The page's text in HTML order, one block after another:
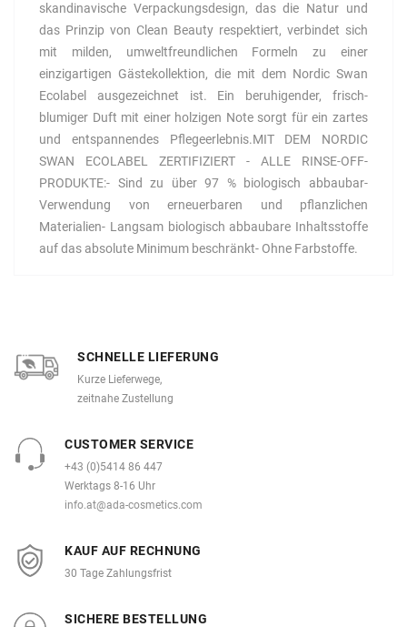
skandinavische Verpackungsdesign, das die Natur und
das Prinzip von Clean Beauty respektiert, verbindet sich
mit milden, umweltfreundlichen Formeln zu einer
einzigartigen Gästekollektion, die mit dem Nordic Swan
Ecolabel ausgezeichnet ist. Ein beruhigender, frisch-
blumiger Duft mit einer holzigen Note sorgt für ein zartes
und entspannendes Pflegeerlebnis.MIT DEM NORDIC
SWAN ECOLABEL ZERTIFIZIERT - ALLE RINSE-OFF-
PRODUKTE:- Sind zu über 97 % biologisch abbaubar-
Verwendung von erneuerbaren und pflanzlichen
Materialien- Langsam biologisch abbaubare Inhaltsstoffe
auf das absolute Minimum beschränkt- Ohne Farbstoffe.
SCHNELLE LIEFERUNG
Kurze Lieferwege,
zeitnahe Zustellung
CUSTOMER SERVICE
+43 (0)5414 86 447
Werktags 8-16 Uhr
info.at@ada-cosmetics.com
KAUF AUF RECHNUNG
30 Tage Zahlungsfrist
SICHERE BESTELLUNG